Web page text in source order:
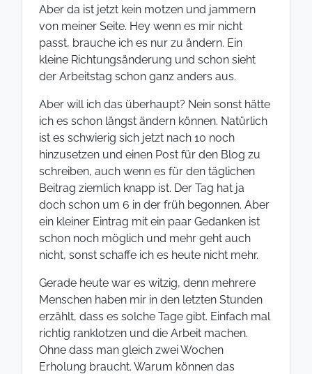
Aber da ist jetzt kein motzen und jammern
von meiner Seite. Hey wenn es mir nicht
passt, brauche ich es nur zu ändern. Ein
kleine Richtungsänderung und schon sieht
der Arbeitstag schon ganz anders aus.
Aber will ich das überhaupt? Nein sonst hätte
ich es schon längst ändern können. Natürlich
ist es schwierig sich jetzt nach 10 noch
hinzusetzen und einen Post für den Blog zu
schreiben, auch wenn es für den täglichen
Beitrag ziemlich knapp ist. Der Tag hat ja
doch schon um 6 in der früh begonnen. Aber
ein kleiner Eintrag mit ein paar Gedanken ist
schon noch möglich und mehr geht auch
nicht, sonst schaffe ich es heute nicht mehr.
Gerade heute war es witzig, denn mehrere
Menschen haben mir in den letzten Stunden
erzählt, dass es solche Tage gibt. Einfach mal
richtig ranklotzen und die Arbeit machen.
Ohne dass man gleich zwei Wochen
Erholung braucht. Warum können das